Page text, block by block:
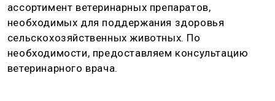
ассортимент ветеринарных препаратов,
необходимых для поддержания здоровья
сельскохозяйственных животных. По
необходимости, предоставляем консультацию
ветеринарного врача.